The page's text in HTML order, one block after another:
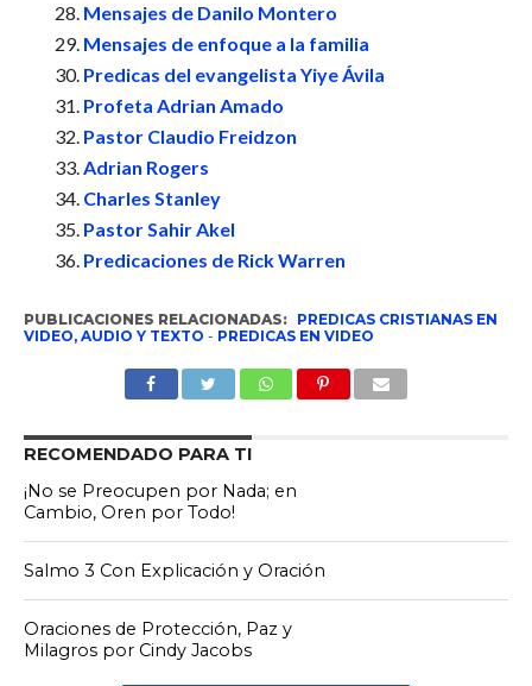
Mensajes de Danilo Montero
Mensajes de enfoque a la familia
Predicas del evangelista Yiye Ávila
Profeta Adrian Amado
Pastor Claudio Freidzon
Adrian Rogers
Charles Stanley
Pastor Sahir Akel
Predicaciones de Rick Warren
PUBLICACIONES RELACIONADAS: PREDICAS CRISTIANAS EN
VIDEO, AUDIO Y TEXTO - PREDICAS EN VIDEO
RECOMENDADO PARA TI
¡No se Preocupen por Nada; en
Cambio, Oren por Todo!
Salmo 3 Con Explicación y Oración
Oraciones de Protección, Paz y
Milagros por Cindy Jacobs